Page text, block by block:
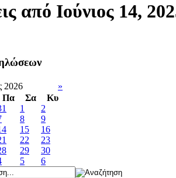
από Ιούνιος 14,
2026
»
Πα Σα
Κυ
1
2
8
9
15
16
22
23
29
30
5
6